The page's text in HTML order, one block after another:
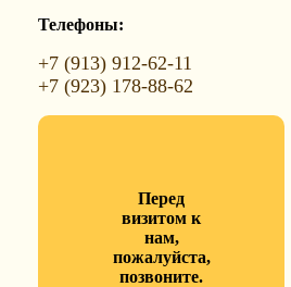
Телефоны:
+7 (913) 912-62-11
+7 (923) 178-88-62
Перед
визитом к
нам,
пожалуйста,
позвоните.